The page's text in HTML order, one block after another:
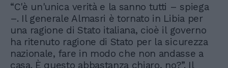
“C'è un'unica verità e la sanno tutti – spiega
–. Il generale Almasri è tornato in Libia per
una ragione di Stato italiana, cioè il governo
ha ritenuto ragione di Stato per la sicurezza
nazionale, fare in modo che non andasse a
casa. È questo abbastanza chiaro, no?”. Il